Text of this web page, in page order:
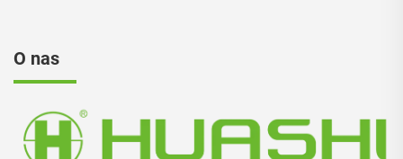
O nas